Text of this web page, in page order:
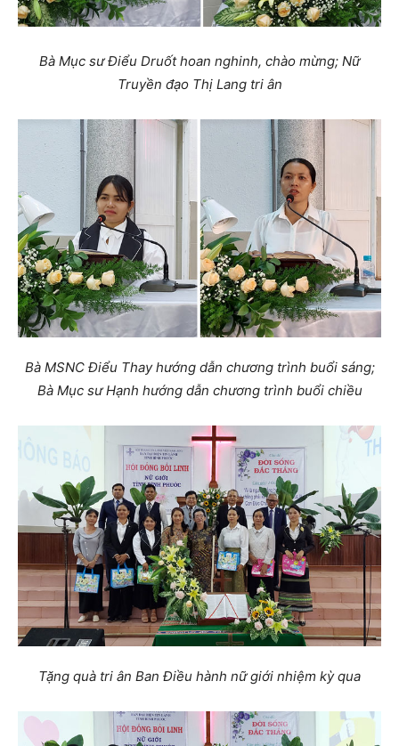
Bà Mục sư Điểu Druốt hoan nghinh, chào mừng; Nữ
Truyền đạo Thị Lang tri ân
Bà MSNC Điểu Thay hướng dẫn chương trình buổi sáng;
Bà Mục sư Hạnh hướng dẫn chương trình buổi chiều
Tặng quà tri ân Ban Điều hành nữ giới nhiệm kỳ qua